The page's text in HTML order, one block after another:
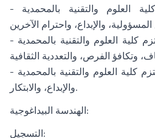
- تلتزم كلية العلوم والتقنية بالمحمدية (FSTM) بتطوير
- تلتزم كلية العلوم والتقنية بالمحمدية (FSTM) باحترام مبادئ
- تلتزم كلية العلوم والتقنية بالمحمدية (FSTM) بتشجيع التميز،
والإبداع، والابتكار.
الهندسة البيداغوجية:
التسجيل: